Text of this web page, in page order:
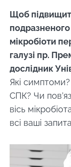
Щоб
мікробіоти
галузі пр.
дослідник
Які
СПК? Чи
вісь
всі ваші